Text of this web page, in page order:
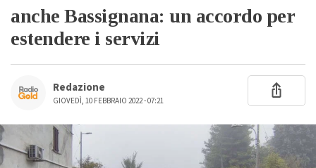
anche Bassignana: un accordo per
estendere i servizi
Redazione
GIOVEDÌ, 10 FEBBRAIO 2022 - 07:21